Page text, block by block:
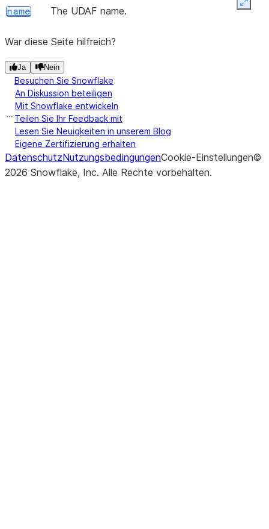
returns
name The UDAF name.
War diese Seite hilfreich?
Ja Nein
Besuchen Sie Snowflake
An Diskussion beteiligen
Mit Snowflake entwickeln
Teilen Sie Ihr Feedback mit
Lesen Sie Neuigkeiten in unserem Blog
Eigene Zertifizierung erhalten
DatenschutzNutzungsbedingungenCookie-Einstellungen©
2026 Snowflake, Inc. Alle Rechte vorbehalten.